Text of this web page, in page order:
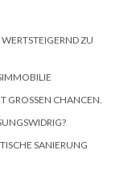
ZU
GROSSEN CHANCEN.
SANIERUNG